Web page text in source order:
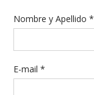
Nombre y Apellido *
E-mail *